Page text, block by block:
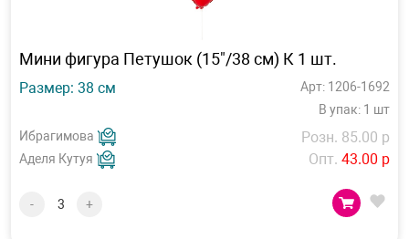
Мини фигура Петушок (15"/38 см) К 1 шт.
Размер: 38 см
Арт: 1206-1692
В упак: 1 шт
Ибрагимова
Аделя Кутуя
Розн. 85.00 р
Опт. 43.00 р
- +